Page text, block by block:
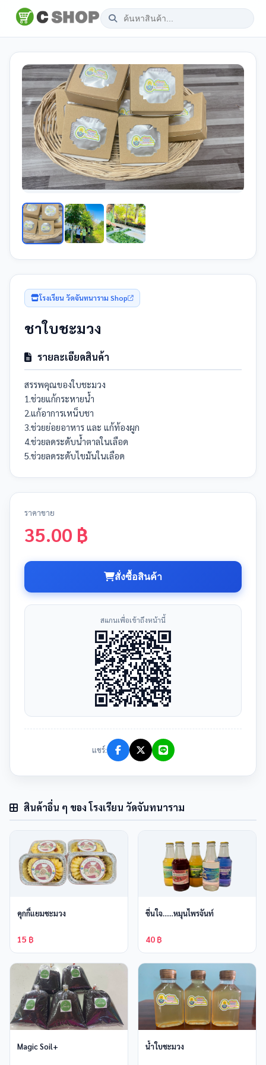
โรงเรียน วัดจันทนาราม Shop
ชาใบชะมวง
รายละเอียดสินค้า
สรรพคุณของใบชะมวง
1.ช่วยแก้กระหายน้ำ
2.แก้อาการเหน็บชา
3.ช่วยย่อยอาหาร และ แก้ท้องผูก
4.ช่วยลดระดับน้ำตาลในเลือด
5.ช่วยลดระดับไขมันในเลือด
ราคาขาย
35.00 ฿
สั่งซื้อสินค้า
สแกนเพื่อเข้าถึงหน้านี้
แชร์:
สินค้าอื่น ๆ ของ โรงเรียน วัดจันทนาราม
คุกกี้แยมชะมวง
15 ฿
ชื่นใจ......หมุนไพรจันท์
40 ฿
Magic Soil+ น้ำใบชะมวง